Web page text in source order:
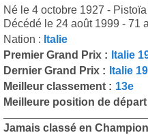
Né le 4 octobre 1927 -
Décédé le 24 août 1999 - 71
Nation : Italie
Premier Grand Prix : Italie
Dernier Grand Prix : Italie
Meilleur classement : 13e
Meilleure position de départ
Jamais classé en